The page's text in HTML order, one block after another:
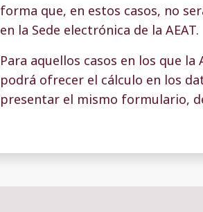
forma que, en estos casos, no
en la Sede electrónica de la AEAT.
Para aquellos casos en los que
podrá ofrecer el cálculo en los
presentar el mismo formulario,